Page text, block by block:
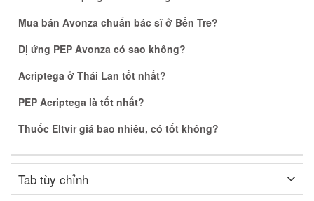
Mua bán Avonza chuẩn bác sĩ ở Bến Tre?
Dị ứng PEP Avonza có sao không?
Acriptega ở Thái Lan tốt nhất?
PEP Acriptega là tốt nhất?
Thuốc Eltvir giá bao nhiêu, có tốt không?
Tab tùy chỉnh